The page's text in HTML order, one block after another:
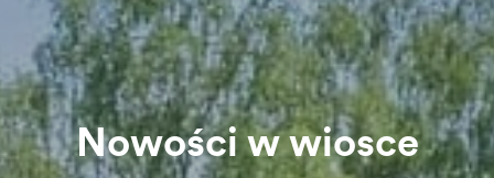
Nowości w wiosce